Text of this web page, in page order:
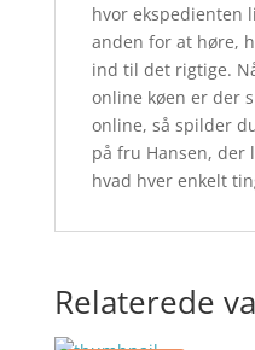
hvor ekspedienten
anden for at høre,
ind til det rigtige.
online køen er der
online, så spilder
på fru Hansen, der
hvad hver enkelt
Relaterede